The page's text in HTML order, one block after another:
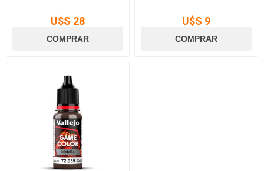
U$S 28 U$S 9